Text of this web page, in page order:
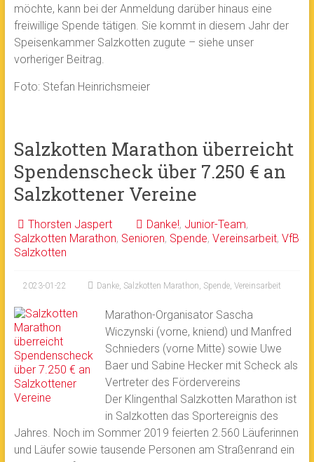
möchte, kann bei der Anmeldung darüber hinaus eine
freiwillige Spende tätigen. Sie kommt in diesem Jahr der
Speisenkammer Salzkotten zugute – siehe unser
vorheriger Beitrag.
Foto: Stefan Heinrichsmeier
Salzkotten Marathon überreicht
Spendenscheck über 7.250 € an
Salzkottener Vereine
Thorsten Jaspert Danke!, Junior-Team,
Salzkotten Marathon, Senioren, Spende, Vereinsarbeit, VfB
Salzkotten
2023-01-22 Danke, Salzkotten Marathon, Spende, Vereinsarbeit
Marathon-Organisator Sascha
Wiczynski (vorne, kniend) und Manfred
Schnieders (vorne Mitte) sowie Uwe
Baer und Sabine Hecker mit Scheck als
Vertreter des Fördervereins
Der Klingenthal Salzkotten Marathon ist
in Salzkotten das Sportereignis des
Jahres. Noch im Sommer 2019 feierten 2.560 Läuferinnen
und Läufer sowie tausende Personen am Straßenrand ein